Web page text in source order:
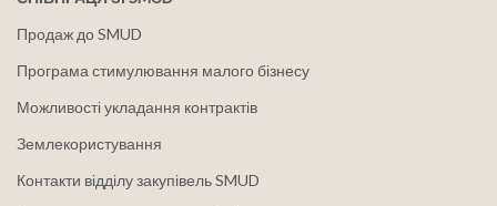
Продаж до SMUD
Програма стимулювання малого бізнесу
Можливості укладання контрактів
Землекористування
Контакти відділу закупівель SMUD